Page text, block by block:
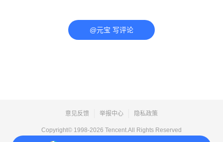
@元宝 写评论
意见反馈 举报中心 隐私政策
Copyright© 1998-2026 Tencent.All Rights Reserved